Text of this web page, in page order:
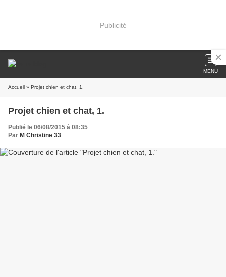
Publicité
MENU
Accueil » Projet chien et chat, 1.
Projet chien et chat, 1.
Publié le 06/08/2015 à 08:35
Par M Christine 33